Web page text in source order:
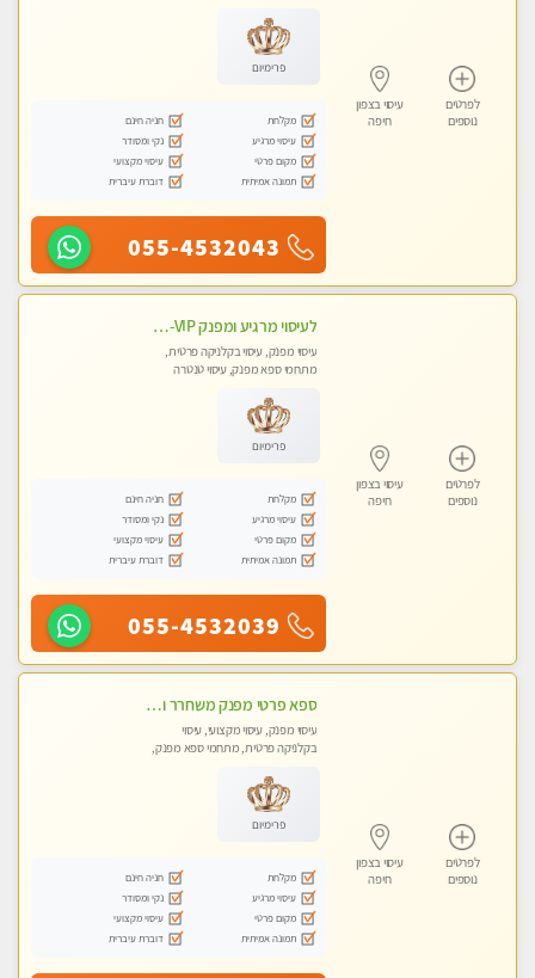
לפרטים
נוספים
עיסוי בצפון
חיפה
פרימיום
מקלחת
חניה חינם
עיסוי מרגיע
נקי ומסודר
מקום פרטי
עיסוי מקצועי
תמונה אמיתית
דוברת עיברית
055-4532043
לפרטים
נוספים
עיסוי בצפון
חיפה
לעיסוי מרגיע ומפנק VIP-מומלץ לחלוטין! פרטי! ​​​​​​ לקביעת תור נא להתקשר ....
עיסוי מפנק, עיסוי בקלניקה פרטית,
מתחמי ספא מפנק, עיסוי טנטרה
פרימיום
מקלחת
חניה חינם
עיסוי מרגיע
נקי ומסודר
מקום פרטי
עיסוי מקצועי
תמונה אמיתית
דוברת עיברית
055-4532039
לפרטים
נוספים
עיסוי בצפון
חיפה
ספא פרטי מפנק משחרר ומרגיע, עם מגוון עיסויים לבחירה מומלץ לחלוטין!!!!
עיסוי מפנק, עיסוי מקצועי, עיסוי
בקלניקה פרטית, מתחמי ספא מפנק,
פרימיום
מקלחת
חניה חינם
עיסוי מרגיע
נקי ומסודר
מקום פרטי
עיסוי מקצועי
תמונה אמיתית
דוברת עיברית